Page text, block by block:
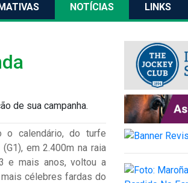
NOTÍCIAS LINKS
de sua campanha.
o calendário, do turfe
em 2.400m na raia
e mais anos, voltou a
célebres fardas do